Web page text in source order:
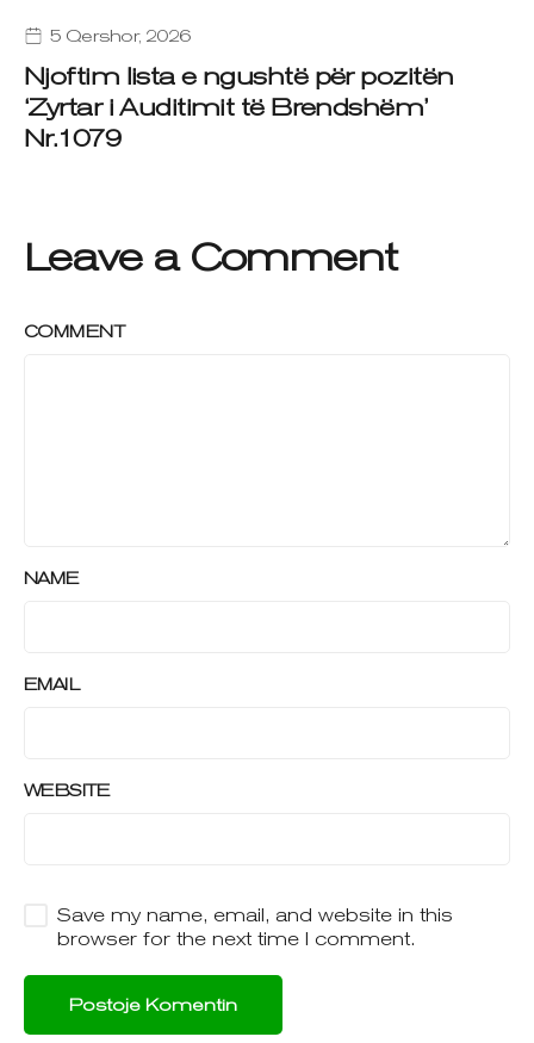
5 Qershor, 2026
Njoftim lista e ngushtë për pozitën
‘Zyrtar i Auditimit të Brendshëm’
Nr.1079
Leave a Comment
COMMENT
NAME
EMAIL
WEBSITE
Save my name, email, and website in this
browser for the next time I comment.